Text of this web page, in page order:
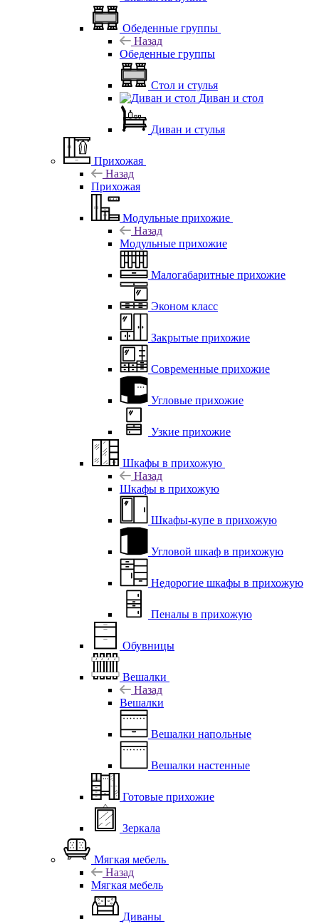
Обеденные группы
Назад
Обеденные группы
Стол и стулья
Диван и стол
Диван и стулья
Прихожая
Назад
Прихожая
Модульные прихожие
Назад
Модульные прихожие
Малогабаритные прихожие
Эконом класс
Закрытые прихожие
Современные прихожие
Угловые прихожие
Узкие прихожие
Шкафы в прихожую
Назад
Шкафы в прихожую
Шкафы-купе в прихожую
Угловой шкаф в прихожую
Недорогие шкафы в прихожую
Пеналы в прихожую
Обувницы
Вешалки
Назад
Вешалки
Вешалки напольные
Вешалки настенные
Готовые прихожие
Зеркала
Мягкая мебель
Назад
Мягкая мебель
Диваны